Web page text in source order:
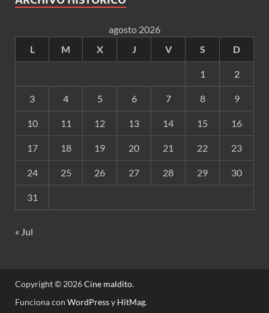
agosto 2026
L
M X J V S D
1 2
3 4 5 6 7 8 9
10 11 12 13 14 15 16
17 18 19 20 21 22 23
24 25 26 27 28 29 30
31
« Jul
Copyright © 2026Cine maldito.
Funciona con WordPressy HitMag.